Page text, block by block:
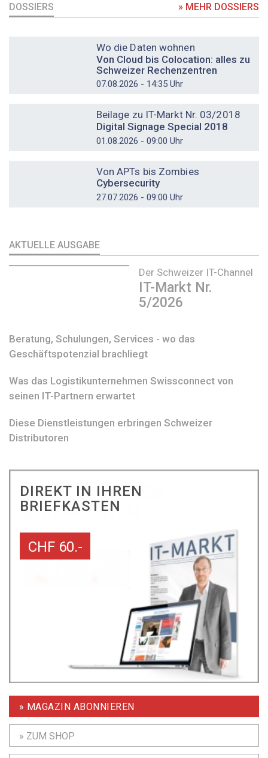
DOSSIERS » MEHR DOSSIERS
Wo die Daten wohnen
Von Cloud bis Colocation: alles zu
Schweizer Rechenzentren
07.08.2026 - 14:35 Uhr
Beilage zu IT-Markt Nr. 03/2018
Digital Signage Special 2018
01.08.2026 - 09:00 Uhr
Von APTs bis Zombies
Cybersecurity
27.07.2026 - 09:00 Uhr
AKTUELLE AUSGABE
Der Schweizer IT-Channel
IT-Markt Nr.
5/2026
Beratung, Schulungen, Services - wo das
Geschäftspotenzial brachliegt
Was das Logistikunternehmen Swissconnect von
seinen IT-Partnern erwartet
Diese Dienstleistungen erbringen Schweizer
Distributoren
DIREKT IN IHREN
BRIEFKASTEN
CHF 60.-
» MAGAZIN ABONNIEREN
» ZUM SHOP